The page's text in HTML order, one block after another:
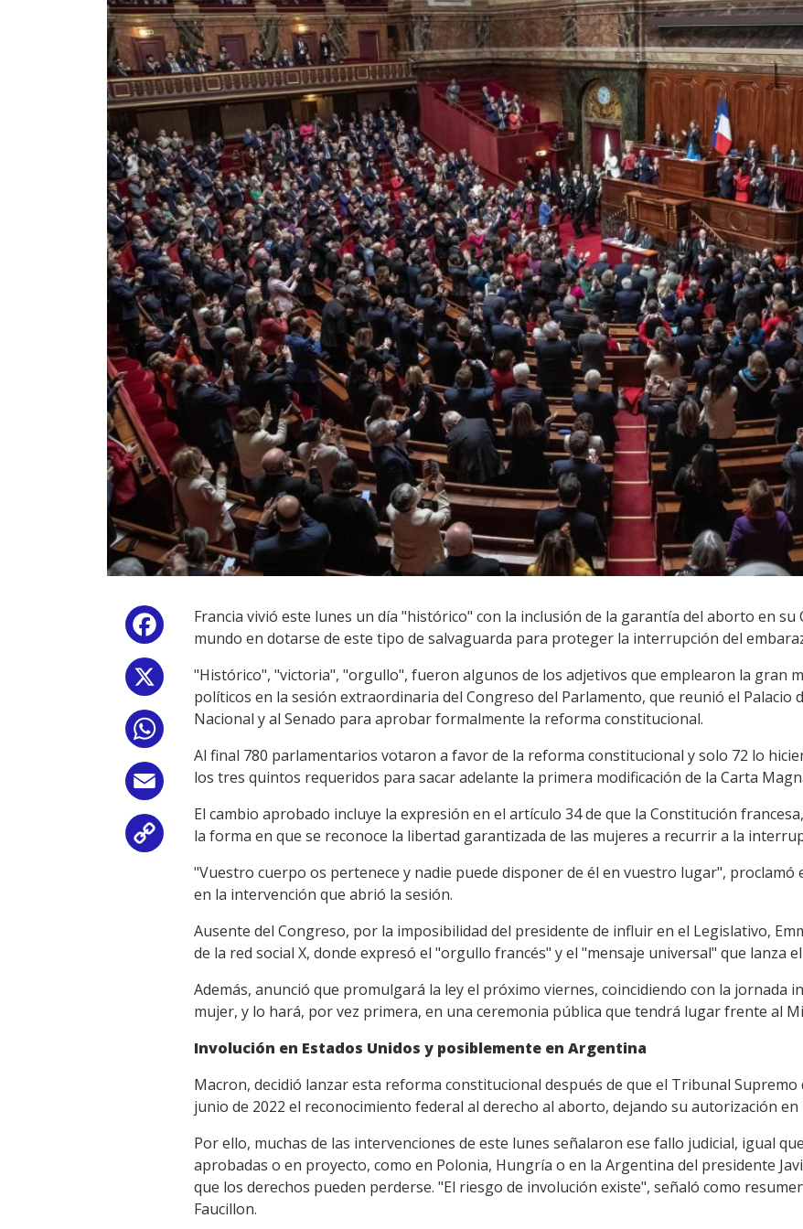
Facebook
Email
Copy
Link
Francia vivió este lunes un día "histórico" con la inclusión de la garantía del aborto en
mundo en dotarse de este tipo de salvaguarda para proteger la interrupción del
"Histórico", "victoria", "orgullo", fueron algunos de los adjetivos que emplearon la gran
políticos en la sesión extraordinaria del Congreso del Parlamento, que reunió el Palacio
Nacional y al Senado para aprobar formalmente la reforma constitucional.
Al final 780 parlamentarios votaron a favor de la reforma constitucional y solo 72 lo
los tres quintos requeridos para sacar adelante la primera modificación de la Carta
El cambio aprobado incluye la expresión en el artículo 34 de que la Constitución
la forma en que se reconoce la libertad garantizada de las mujeres a recurrir a la
"Vuestro cuerpo os pertenece y nadie puede disponer de él en vuestro lugar",
en la intervención que abrió la sesión.
Ausente del Congreso, por la imposibilidad del presidente de influir en el Legislativo,
de la red social X, donde expresó el "orgullo francés" y el "mensaje universal" que lanza
Además, anunció que promulgará la ley el próximo viernes, coincidiendo con la jornada
mujer, y lo hará, por vez primera, en una ceremonia pública que tendrá lugar frente al
Involución en Estados Unidos y posiblemente en Argentina
Macron, decidió lanzar esta reforma constitucional después de que el Tribunal Supremo
junio de 2022 el reconocimiento federal al derecho al aborto, dejando su autorización en
Por ello, muchas de las intervenciones de este lunes señalaron ese fallo judicial, igual
aprobadas o en proyecto, como en Polonia, Hungría o en la Argentina del presidente
que los derechos pueden perderse. "El riesgo de involución existe", señaló como
Faucillon.